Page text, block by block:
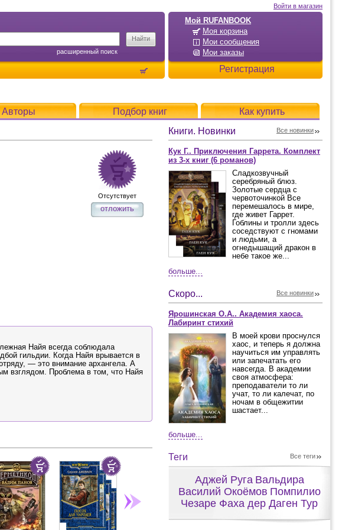
Мой RUFANBOOK
Моя корзина
Мои сообщения
Мои заказы
Регистрация
Войти в магазин
расширенный поиск
Авторы Подбор книг
Как купить
Отсутствует
отложить
Найя всегда соблюдала
гильдии. Когда Найя врывается в
— это внимание архангела. А
взглядом. Проблема в том, что Найя
Книги. Новинки Все новинки
Кук Г.. Приключения Гаррета. Комплект
из 3-х книг (6 романов)
Сладкозвучный
серебряный блюз.
Золотые сердца с
червоточинкой Все
перемешалось в мире,
где живет Гаррет.
Гоблины и тролли здесь
соседствуют с гномами
и людьми, а
огнедышащий дракон в
небе такое же...
больше...
Скоро... Все новинки
Ярошинская О.А.. Академия хаоса.
Лабиринт стихий
В моей крови проснулся
хаос, и теперь я должна
научиться им управлять
или запечатать его
навсегда. В академии
своя атмосфера:
преподаватели то ли
учат, то ли калечат, по
ночам в общежитии
шастает...
больше...
Теги Все теги
Аджей Руга Вальдира
Василий Окоёмов Помпилио
Чезаре Фаха дер Даген Тур